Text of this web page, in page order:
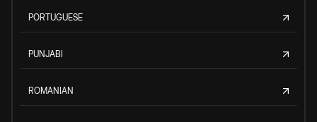
PORTUGUESE
PUNJABI
ROMANIAN